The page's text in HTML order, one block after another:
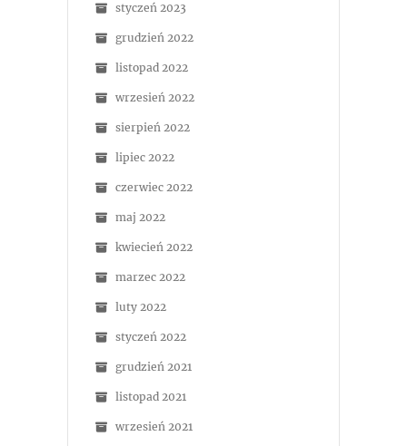
styczeń 2023
grudzień 2022
listopad 2022
wrzesień 2022
sierpień 2022
lipiec 2022
czerwiec 2022
maj 2022
kwiecień 2022
marzec 2022
luty 2022
styczeń 2022
grudzień 2021
listopad 2021
wrzesień 2021